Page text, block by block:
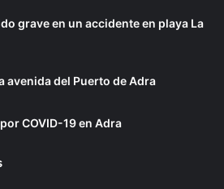
grave en un accidente en playa La
avenida del Puerto de Adra
COVID-19 en Adra